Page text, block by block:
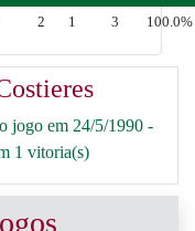
2 1 3 100.0%
jogo em 24/5/1990 -
1 vitoria(s)